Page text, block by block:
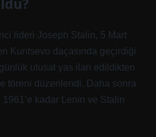
lideri Joseph Stalin, 5 Mart
Kuntsevo daçasında geçirdiği
ulusal yas ilan edildikten
töreni düzenlendi. Daha sonra
1961’e kadar Lenin ve Stalin